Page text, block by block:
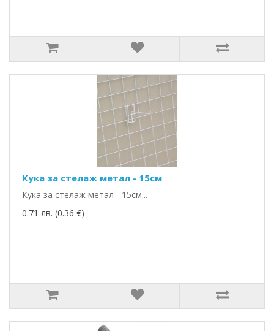
Кука за стелаж метал - 15см
Кука за стелаж метал - 15см...
0.71 лв. (0.36 €)